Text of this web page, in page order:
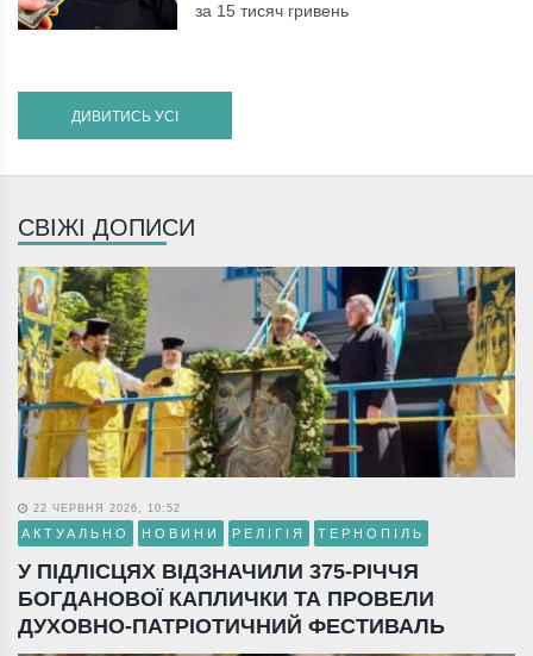
за 15 тисяч гривень
ДИВИТИСЬ УСІ
СВІЖІ ДОПИСИ
22 ЧЕРВНЯ 2026, 10:52
АКТУАЛЬНО НОВИНИ РЕЛІГІЯ ТЕРНОПІЛЬ
У ПІДЛІСЦЯХ ВІДЗНАЧИЛИ 375-РІЧЧЯ
БОГДАНОВОЇ КАПЛИЧКИ ТА ПРОВЕЛИ
ДУХОВНО-ПАТРІОТИЧНИЙ ФЕСТИВАЛЬ